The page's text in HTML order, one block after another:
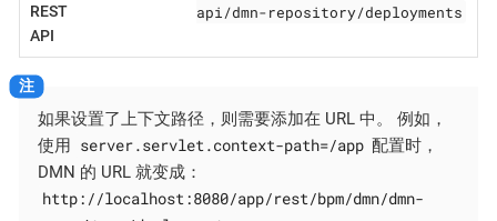
REST
API
api/dmn-repository/deployments
如果设置了上下文路径，则需要添加在 URL 中。 例如，
使用 server.servlet.context-path=/app 配置时，
DMN 的 URL 就变成：
http://localhost:8080/app/rest/bpm/dmn/dmn-